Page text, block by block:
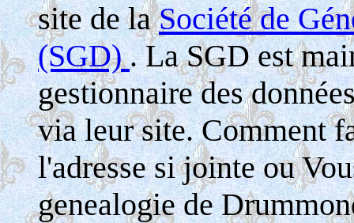
site de laSociété de
(SGD). La SGD est
gestionnaire des
via leur site. Comment
l'adresse si jointe ou
genealogie de